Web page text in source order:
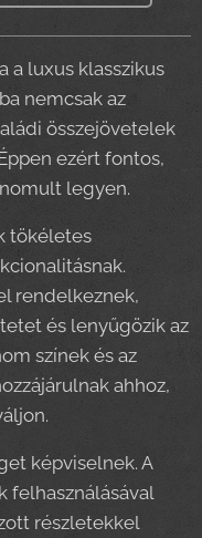
a luxus klasszikus
nemcsak az
összejövetelek
ezért fontos,
legyen.
tökéletes
rendelkeznek,
és lenyűgözik az
színek és az
ahhoz,
képviselnek. A
felhasználásával
részletekkel